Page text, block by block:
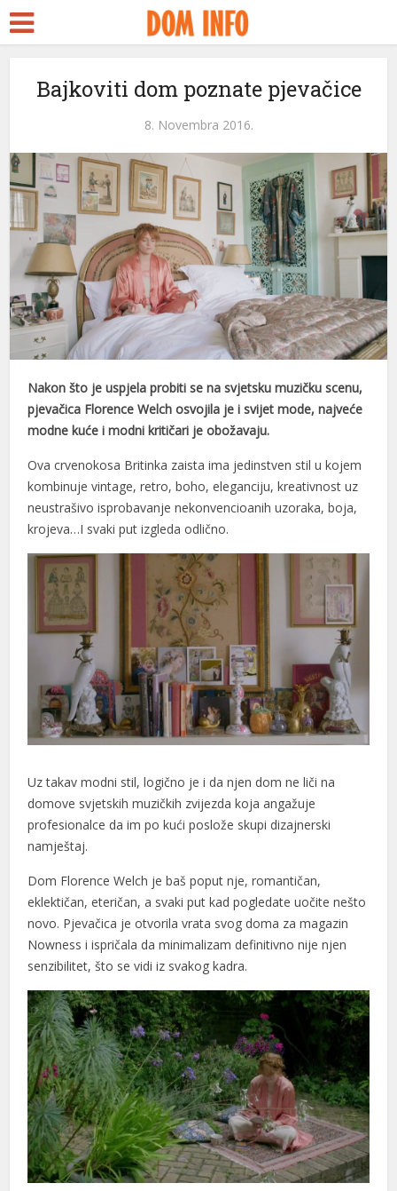
Bajkoviti dom poznate pjevačice
8. Novembra 2016.
Nakon što je uspjela probiti se na svjetsku muzičku scenu,
pjevačica Florence Welch osvojila je i svijet mode, najveće
modne kuće i modni kritičari je obožavaju.
Ova crvenokosa Britinka zaista ima jedinstven stil u kojem
kombinuje vintage, retro, boho, eleganciju, kreativnost uz
neustrašivo isprobavanje nekonvencioanih uzoraka, boja,
krojeva…I svaki put izgleda odlično.
Uz takav modni stil, logično je i da njen dom ne liči na
domove svjetskih muzičkih zvijezda koja angažuje
profesionalce da im po kući poslože skupi dizajnerski
namještaj.
Dom Florence Welch je baš poput nje, romantičan,
eklektičan, eteričan, a svaki put kad pogledate uočite nešto
novo. Pjevačica je otvorila vrata svog doma za magazin
Nowness i ispričala da minimalizam definitivno nije njen
senzibilitet, što se vidi iz svakog kadra.